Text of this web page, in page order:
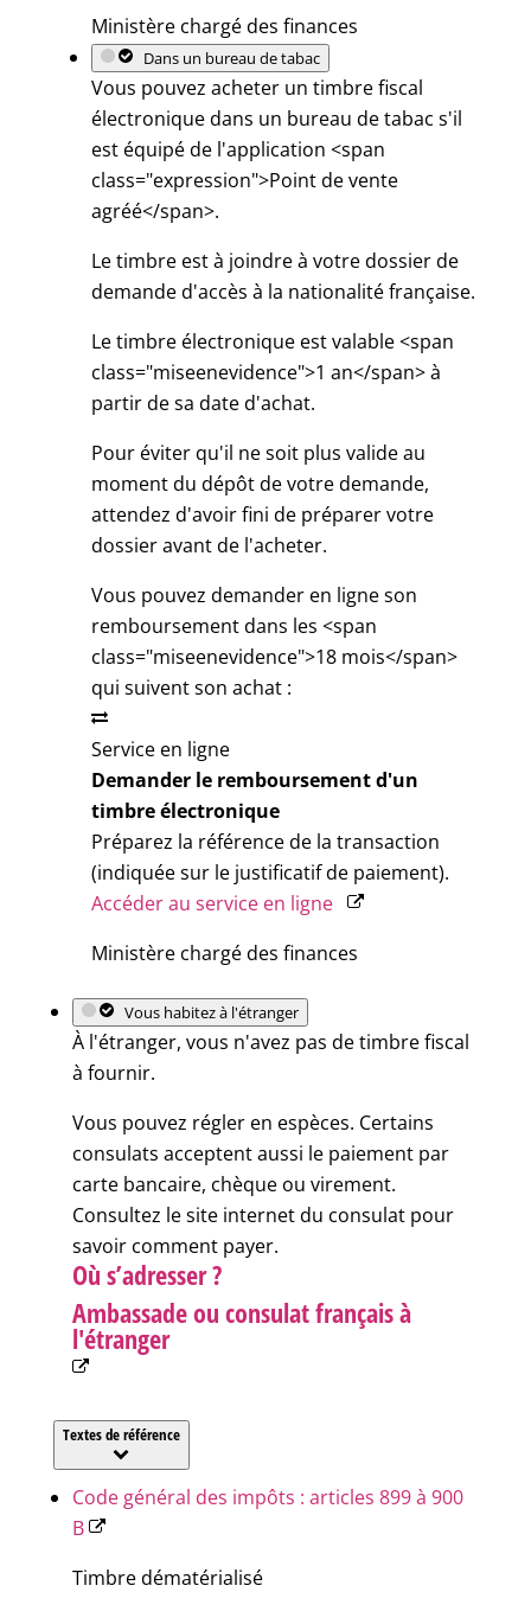
Ministère chargé des finances
Dans un bureau de tabac
Vous pouvez acheter un timbre fiscal
électronique dans un bureau de tabac s'il
est équipé de l'application <span
class="expression">Point de vente
agréé</span>.
Le timbre est à joindre à votre dossier de
demande d'accès à la nationalité française.
Le timbre électronique est valable <span
class="miseenevidence">1 an</span> à
partir de sa date d'achat.
Pour éviter qu'il ne soit plus valide au
moment du dépôt de votre demande,
attendez d'avoir fini de préparer votre
dossier avant de l'acheter.
Vous pouvez demander en ligne son
remboursement dans les <span
class="miseenevidence">18 mois</span>
qui suivent son achat :
Service en ligne
Demander le remboursement d'un
timbre électronique
Préparez la référence de la transaction
(indiquée sur le justificatif de paiement).
Accéder au service en ligne
Ministère chargé des finances
Vous habitez à l'étranger
À l'étranger, vous n'avez pas de timbre fiscal
à fournir.
Vous pouvez régler en espèces. Certains
consulats acceptent aussi le paiement par
carte bancaire, chèque ou virement.
Consultez le site internet du consulat pour
savoir comment payer.
Où s’adresser ?
Ambassade ou consulat français à
l'étranger
Textes de référence
Code général des impôts : articles 899 à 900
B
Timbre dématérialisé